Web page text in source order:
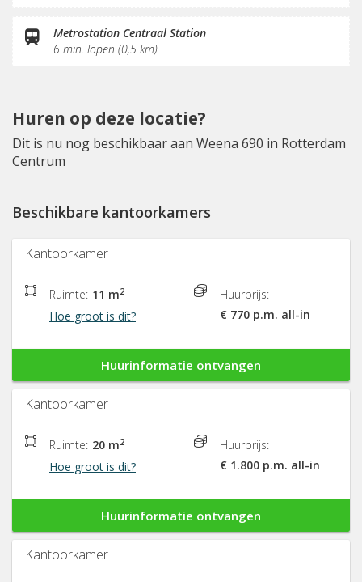
Metrostation Centraal Station
6 min. lopen (0,5 km)
Huren op deze locatie?
Dit is nu nog beschikbaar aan Weena 690 in Rotterdam
Centrum
Beschikbare kantoorkamers
Kantoorkamer
Ruimte: 11 m2
Hoe groot is dit?
Huurprijs:
€ 770 p.m. all-in
Huurinformatie ontvangen
Kantoorkamer
Ruimte: 20 m2
Hoe groot is dit?
Huurprijs:
€ 1.800 p.m. all-in
Huurinformatie ontvangen
Kantoorkamer